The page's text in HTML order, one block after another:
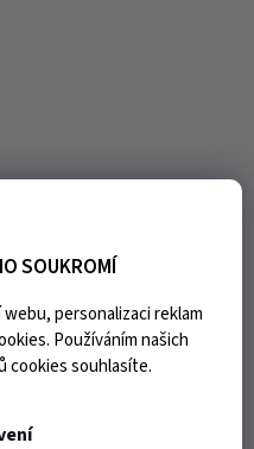
SOUKROMÍ
personalizaci reklam
Používáním našich
cookies souhlasíte.